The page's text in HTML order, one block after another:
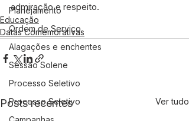
Planejamento
Ordem de Serviço
Alagações e enchentes
Sessão Solene
Processo Seletivo
Processo Seletivo
admiração e respeito.
Educação
Datas Comemorativas
Posts recentes Ver tudo